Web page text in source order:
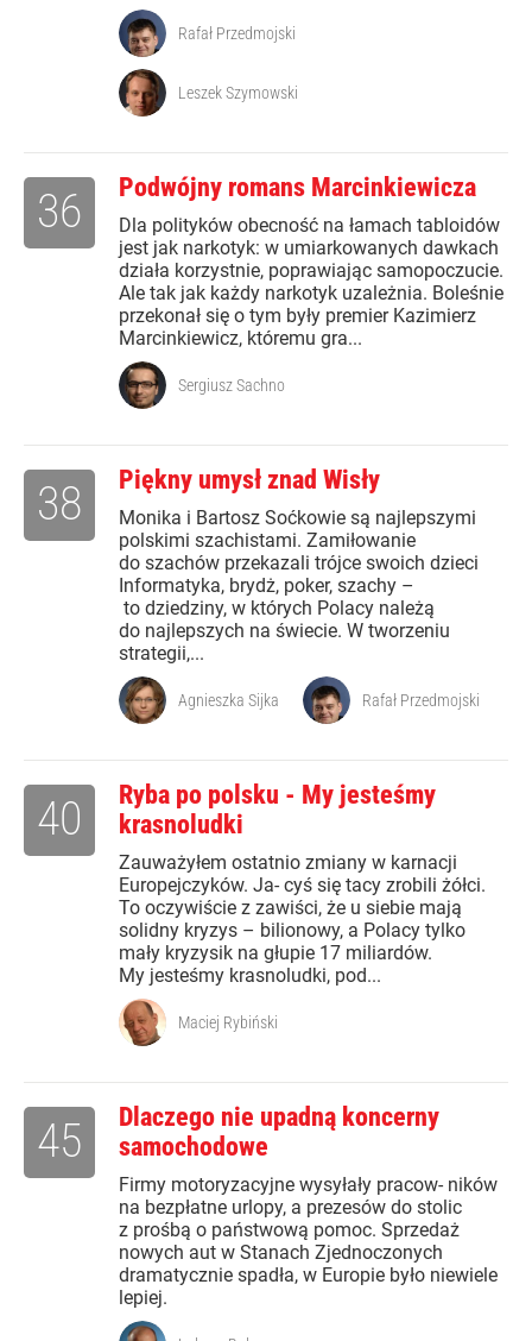
Rafał Przedmojski
Leszek Szymowski
Podwójny romans Marcinkiewicza
Dla polityków obecność na łamach tabloidów
jest jak narkotyk: w umiarkowanych dawkach
działa korzystnie, poprawiając samopoczucie.
Ale tak jak każdy narkotyk uzależnia. Boleśnie
przekonał się o tym były premier Kazimierz
Marcinkiewicz, któremu gra...
36
Sergiusz Sachno
Piękny umysł znad Wisły
Monika i Bartosz Soćkowie są najlepszymi
polskimi szachistami. Zamiłowanie
do szachów przekazali trójce swoich dzieci
Informatyka, brydż, poker, szachy –
to dziedziny, w których Polacy należą
do najlepszych na świecie. W tworzeniu
strategii,...
38
Agnieszka Sijka Rafał Przedmojski
Ryba po polsku - My jesteśmy
krasnoludki
Zauważyłem ostatnio zmiany w karnacji
Europejczyków. Ja- cyś się tacy zrobili żółci.
To oczywiście z zawiści, że u siebie mają
solidny kryzys – bilionowy, a Polacy tylko
mały kryzysik na głupie 17 miliardów.
My jesteśmy krasnoludki, pod...
40
Maciej Rybiński
Dlaczego nie upadną koncerny
samochodowe
Firmy motoryzacyjne wysyłały pracow- ników
na bezpłatne urlopy, a prezesów do stolic
z prośbą o państwową pomoc. Sprzedaż
nowych aut w Stanach Zjednoczonych
dramatycznie spadła, w Europie było niewiele
lepiej.
45